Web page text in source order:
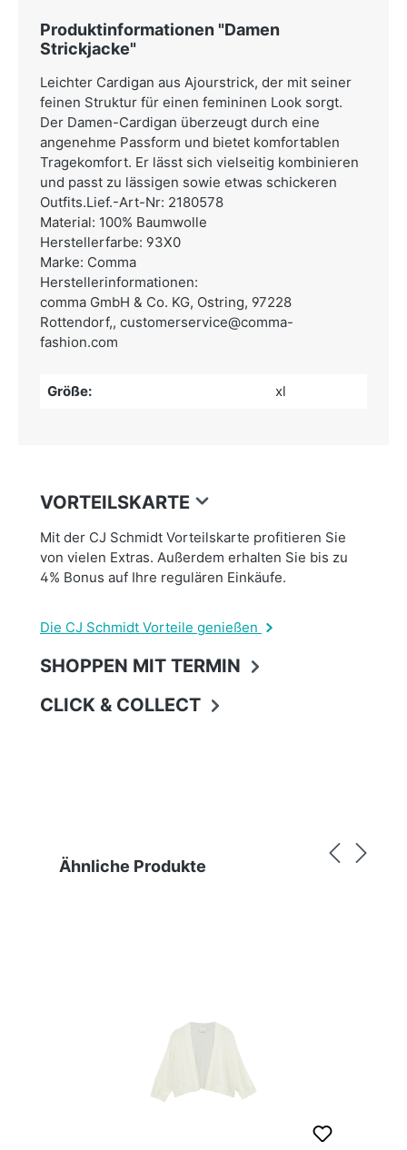
Produktinformationen "Damen
Strickjacke"
Leichter Cardigan aus Ajourstrick, der mit seiner
feinen Struktur für einen femininen Look sorgt.
Der Damen-Cardigan überzeugt durch eine
angenehme Passform und bietet komfortablen
Tragekomfort. Er lässt sich vielseitig kombinieren
und passt zu lässigen sowie etwas schickeren
Outfits.Lief.-Art-Nr: 2180578
Material: 100% Baumwolle
Herstellerfarbe: 93X0
Marke: Comma
Herstellerinformationen:
comma GmbH & Co. KG, Ostring, 97228
Rottendorf,, customerservice@comma-
fashion.com
Größe: xl
VORTEILSKARTE
Mit der CJ Schmidt Vorteilskarte profitieren Sie
von vielen Extras. Außerdem erhalten Sie bis zu
4% Bonus auf Ihre regulären Einkäufe.
Die CJ Schmidt Vorteile genießen
SHOPPEN MIT TERMIN
CLICK & COLLECT
Produktgalerie überspringen
Ähnliche Produkte